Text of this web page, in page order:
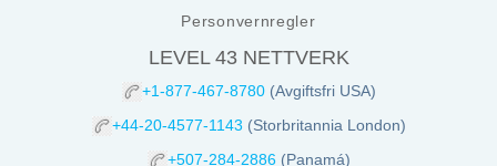
Personvernregler
LEVEL 43 NETTVERK
+1-877-467-8780 (Avgiftsfri USA)
+44-20-4577-1143 (Storbritannia London)
+507-284-2886 (Panamá)